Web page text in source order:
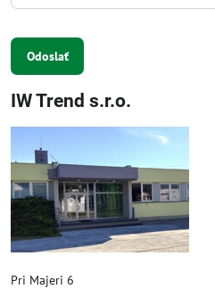
Odoslať
IW Trend s.r.o.
Pri Majeri 6